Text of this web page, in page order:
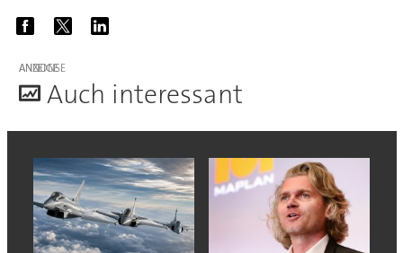
ANZEIGE
Auch interessant